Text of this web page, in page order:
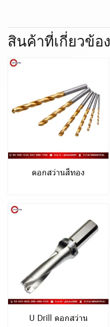
สินค้าที่เกี่ยวข้อง
ดอกสว่านสีทอง
U Drill ดอกสว่าน